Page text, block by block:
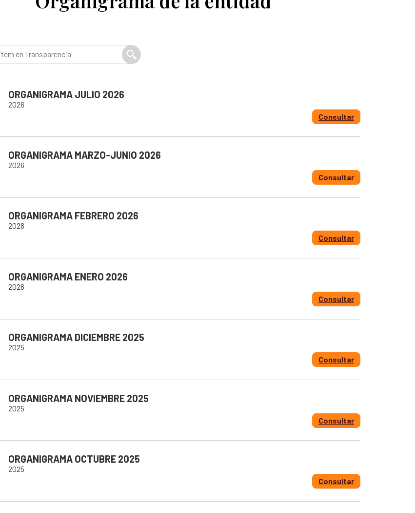
Ruta de participación en la búsqueda
Así avanzamos
Mapa de lugares de interés forense para la búsqueda
Generación de conocimiento para la búsqueda
ORGANIGRAMA JULIO 2026
2026
Consultar
ORGANIGRAMA MARZO-JUNIO 2026
2026
Consultar
ORGANIGRAMA FEBRERO 2026
2026
Consultar
ORGANIGRAMA ENERO 2026
2026
Consultar
ORGANIGRAMA DICIEMBRE 2025
2025
Consultar
ORGANIGRAMA NOVIEMBRE 2025
2025
Consultar
ORGANIGRAMA OCTUBRE 2025
2025
Consultar